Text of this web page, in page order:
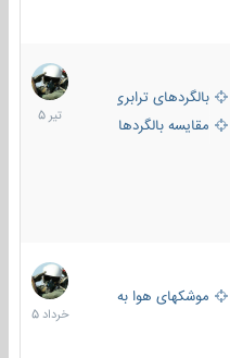
بالگردهای ترابری
مقایسه بالگردها
22
تیر
1405
موشکهای هوا به سطح
30
خرداد
1405